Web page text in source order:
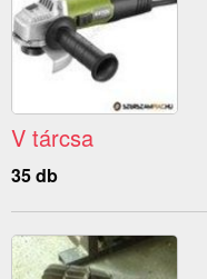
V tárcsa
35 db